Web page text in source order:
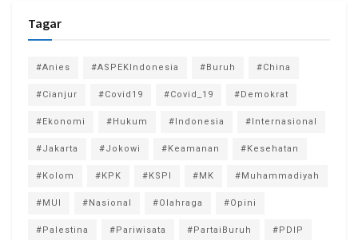
Tagar
#Anies #ASPEKIndonesia #Buruh #China
#Cianjur #Covid19 #Covid_19 #Demokrat
#Ekonomi #Hukum #Indonesia #Internasional
#Jakarta #Jokowi #Keamanan #Kesehatan
#Kolom #KPK #KSPI #MK #Muhammadiyah
#MUI #Nasional #Olahraga #Opini
#Palestina #Pariwisata #PartaiBuruh #PDIP